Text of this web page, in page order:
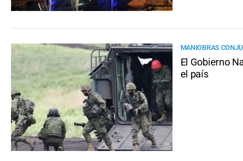
MANIOBRAS
El Gobierno
el país